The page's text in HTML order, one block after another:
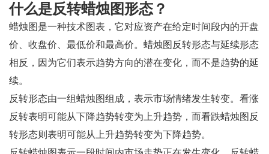
什么是反转蜡烛图形态？
蜡烛图是一种技术图表，它对应资产在给定时间段内的开盘
价、收盘价、最低价和最高价。蜡烛图反转形态与延续形态
相反，因为它们表示趋势方向的潜在变化，而不是趋势的延
续。
反转形态由一组蜡烛图组成，表示市场情绪发生转变。看涨
反转表明可能从下降趋势转变为上升趋势，而看跌蜡烛图反
转形态则表明可能从上升趋势转变为下降趋势。